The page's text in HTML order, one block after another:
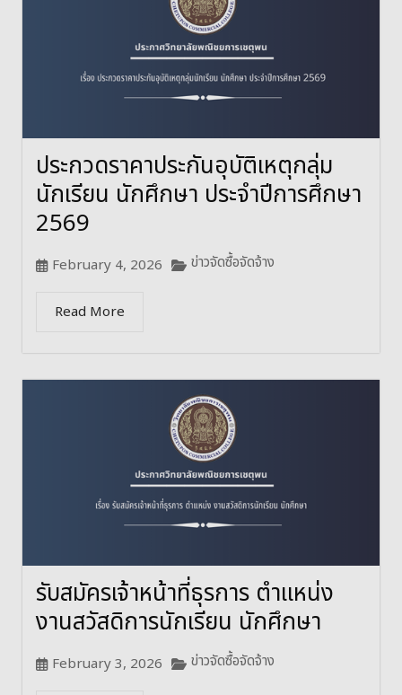
ประกวดราคาประกันอุบัติเหตุกลุ่ม
นักเรียน นักศึกษา ประจำปีการศึกษา
2569
February 4, 2026 ข่าวจัดซื้อจัดจ้าง
Read More
รับสมัครเจ้าหน้าที่ธุรการ ตำแหน่ง
งานสวัสดิการนักเรียน นักศึกษา
February 3, 2026 ข่าวจัดซื้อจัดจ้าง